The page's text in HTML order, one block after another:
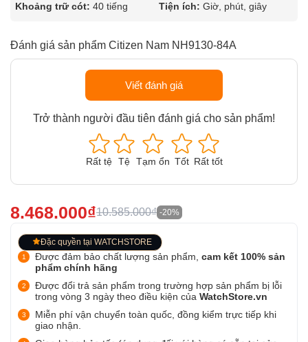
Khoảng trữ cót: 40 tiếng Tiện ích: Giờ, phút, giây
Đánh giá sản phẩm Citizen Nam NH9130-84A
Viết đánh giá
Trở thành người đầu tiên đánh giá cho sản phẩm!
Rất tệ Tệ Tạm ổn Tốt Rất tốt
8.468.000₫10.585.000₫ -20%
Đặc quyền tại WATCHSTORE
Được đảm bảo chất lượng sản phẩm, cam kết 100% sản
phẩm chính hãng
Được đổi trả sản phẩm trong trường hợp sản phẩm bị lỗi
trong vòng 3 ngày theo điều kiện của WatchStore.vn
Miễn phí vận chuyển toàn quốc, đồng kiểm trực tiếp khi
giao nhận.